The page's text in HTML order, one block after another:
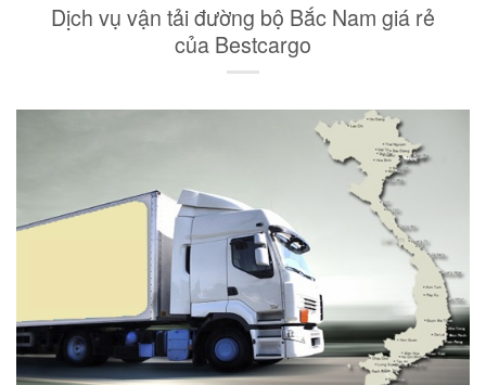
Dịch vụ vận tải đường bộ Bắc Nam giá rẻ
của Bestcargo